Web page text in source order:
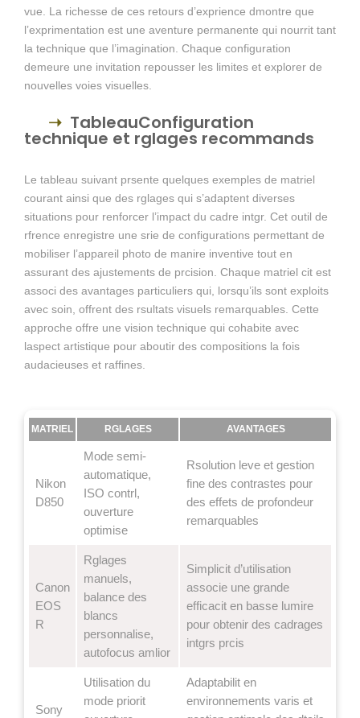
vue. La richesse de ces retours d’exprience dmontre que
l’exprimentation est une aventure permanente qui nourrit tant
la technique que l’imagination. Chaque configuration
demeure une invitation repousser les limites et explorer de
nouvelles voies visuelles.
TableauConfiguration
technique et rglages recommands
Le tableau suivant prsente quelques exemples de matriel
courant ainsi que des rglages qui s’adaptent diverses
situations pour renforcer l’impact du cadre intgr. Cet outil de
rfrence enregistre une srie de configurations permettant de
mobiliser l’appareil photo de manire inventive tout en
assurant des ajustements de prcision. Chaque matriel cit est
associ des avantages particuliers qui, lorsqu’ils sont exploits
avec soin, offrent des rsultats visuels remarquables. Cette
approche offre une vision technique qui cohabite avec
laspect artistique pour aboutir des compositions la fois
audacieuses et raffines.
MATRIEL RGLAGES AVANTAGES
Nikon
D850
Mode semi-
automatique,
ISO contrl,
ouverture
optimise
Rsolution leve et gestion
fine des contrastes pour
des effets de profondeur
remarquables
Canon
EOS
R
Rglages
manuels,
balance des
blancs
personnalise,
autofocus amlior
Simplicit d’utilisation
associe une grande
efficacit en basse lumire
pour obtenir des cadrages
intgrs prcis
Sony
Utilisation du
mode priorit
Adaptabilit en
environnements varis et